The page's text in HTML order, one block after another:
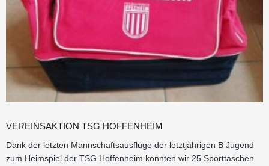
VEREINSAKTION TSG HOFFENHEIM
Dank der letzten Mannschaftsausflüge der letztjährigen B Jugend
zum Heimspiel der TSG Hoffenheim konnten wir 25 Sporttaschen